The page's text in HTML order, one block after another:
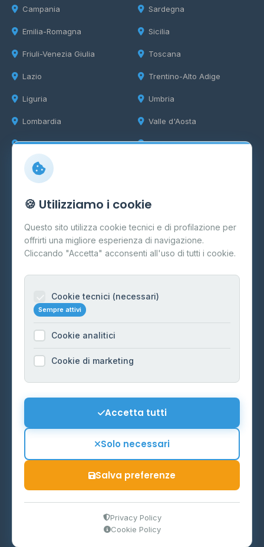
Campania
Emilia-Romagna
Friuli-Venezia Giulia
Lazio
Liguria
Lombardia
Marche
Sardegna
Sicilia
Toscana
Trentino-Alto Adige
Umbria
Valle d'Aosta
Veneto
Info
Cos'è il GPL
FAQ
Contatti
Informazioni legali
Cookie Policy
Preferenze Cookie
Mappa del sito
P.IVA 03859300364
Ministero delle Imprese e del Made in Italy
🍪 Utilizziamo i cookie
Questo sito utilizza cookie tecnici e di profilazione per
offrirti una migliore esperienza di navigazione.
Cliccando "Accetta" acconsenti all'uso di tutti i cookie.
Cookie tecnici (necessari)
Sempre attivi
Cookie analitici
Cookie di marketing
Accetta tutti
Solo necessari
Salva preferenze
Privacy Policy
Cookie Policy